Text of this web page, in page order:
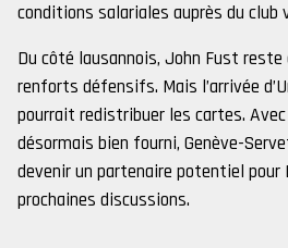
conditions salariales auprès du club
Du côté lausannois, John Fust reste
renforts défensifs. Mais l’arrivée
pourrait redistribuer les cartes.
désormais bien fourni, Genève-
devenir un partenaire potentiel pour
prochaines discussions.